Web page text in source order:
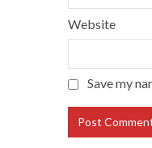
Website
Save my